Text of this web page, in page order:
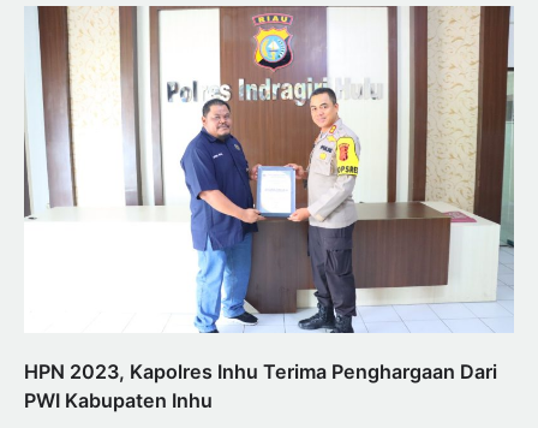
HPN 2023, Kapolres Inhu Terima Penghargaan Dari
PWI Kabupaten Inhu